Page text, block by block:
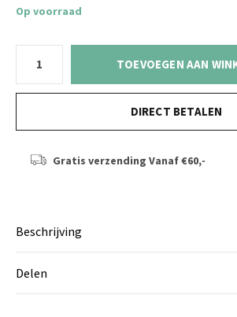
Op voorraad
TOEVOEGEN AAN
DIRECT BETALEN
Gratis verzending Vanaf €60,-
Beschrijving
Delen